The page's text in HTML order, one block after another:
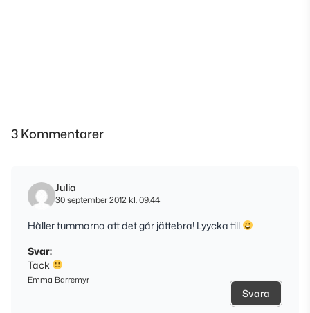
3 Kommentarer
Julia
30 september 2012 kl. 09:44
Håller tummarna att det går jättebra! Lyycka till
Svar:
Tack
Emma Barremyr
Svara